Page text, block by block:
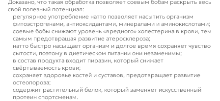
Доказано, что такая обработка позволяет соевым бобам раскрыть весь
свой полезный потенциал:
регулярное употребление натто позволяет насытить организм
фитоэстрогенами, антиоксидантами, минералами и аминокислотами;
соевые бобы снижают уровень «вредного» холестерина в крови, тем
самым предотвращая развитие атеросклероза;
натто быстро насыщает организм и долгое время сохраняет чувство
сытости, поэтому в диетическом питании они незаменимы;
в состав продукта входит пиразин, который снижает
свёртываемость крови;
сохраняет здоровье костей и суставов, предотвращает развитие
остеопороза;
содержит растительный белок, который заменяет искусственный
протеин спортсменам.